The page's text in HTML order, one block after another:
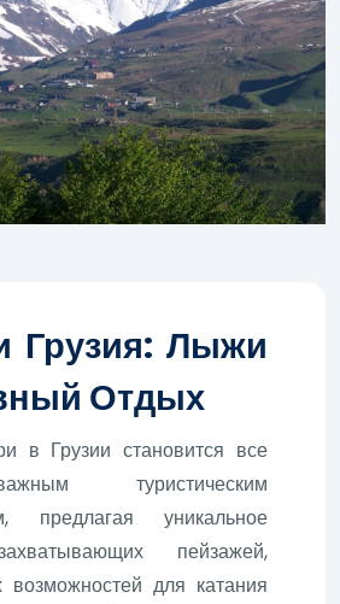
Грузия: Лыжи
Отдых
в Грузии становится все
туристическим
предлагая уникальное
пейзажей,
возможностей для катания